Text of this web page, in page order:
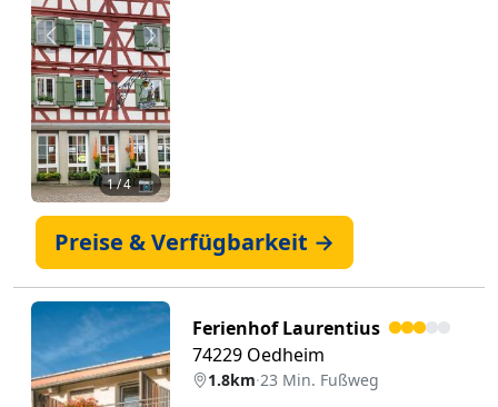
Zurück Weiter
1/ 4 📷
Preise & Verfügbarkeit →
Ferienhof Laurentius
74229 Oedheim
1.8km·23 Min. Fußweg